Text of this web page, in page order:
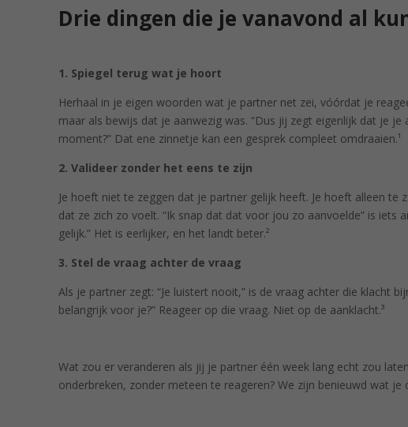
Drie dingen die je vanavond al
1. Spiegel terug wat je hoort
Herhaal in je eigen woorden wat je partner net zei, vóórdat je
maar als bewijs dat je aanwezig was. “Dus jij zegt eigenlijk dat je je
moment?” Dat ene zinnetje kan een gesprek compleet omdraaien.¹
2. Valideer zonder het eens te zijn
Je hoeft niet te zeggen dat je partner gelijk heeft. Je hoeft alleen te
dat ze zich zo voelt. “Ik snap dat dat voor jou zo aanvoelde” is iets
gelijk.” Het is eerlijker, en het landt beter.²
3. Stel de vraag achter de vraag
Als je partner zegt: “Je luistert nooit,” is de vraag achter die klacht
belangrijk voor je?” Reageer op die vraag. Niet op de aanklacht.³
Wat zou er veranderen als jij je partner één week lang echt zou
onderbreken, zonder meteen te reageren? We zijn benieuwd wat je